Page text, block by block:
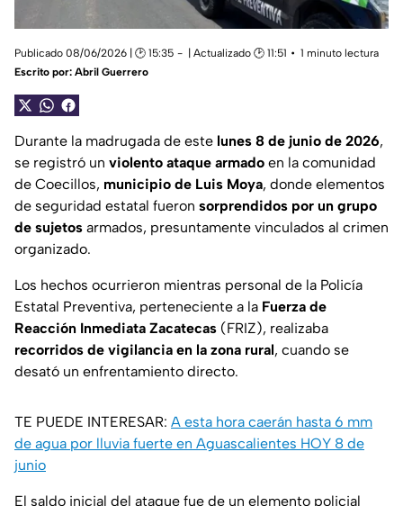
Publicado 08/06/2026 | 🕑 15:35 | Actualizado 🕑 11:51
1 minuto lectura
Escrito por: Abril Guerrero
Durante la madrugada de este lunes 8 de junio de 2026,
se registró un violento ataque armado en la comunidad
de Coecillos, municipio de Luis Moya, donde elementos
de seguridad estatal fueron sorprendidos por un grupo
de sujetos armados, presuntamente vinculados al crimen
organizado.
Los hechos ocurrieron mientras personal de la Policía
Estatal Preventiva, perteneciente a la Fuerza de
Reacción Inmediata Zacatecas (FRIZ), realizaba
recorridos de vigilancia en la zona rural, cuando se
desató un enfrentamiento directo.
TE PUEDE INTERESAR: A esta hora caerán hasta 6 mm
de agua por lluvia fuerte en Aguascalientes HOY 8 de
junio
El saldo inicial del ataque fue de un elemento policial